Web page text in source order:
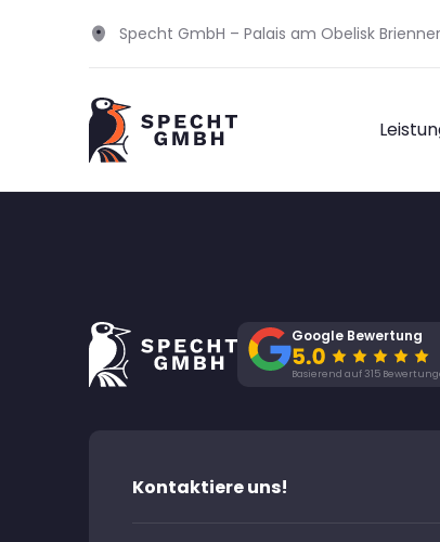
Specht GmbH – Palais am Obelisk
Google Bewertung
Basierend auf 315
Kontaktiere uns!